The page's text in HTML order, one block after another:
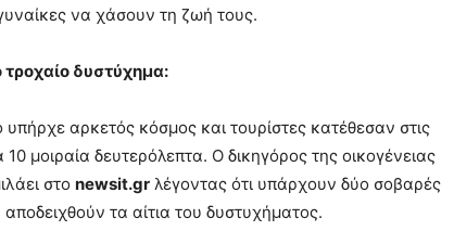
να χάσουν τη ζωή τους.
τροχαίο δυστύχημα:
αρκετός κόσμος και τουρίστες κατέθεσαν στις
μοιραία δευτερόλεπτα. Ο δικηγόρος της οικογένειας
στο newsit.gr λέγοντας ότι υπάρχουν δύο σοβαρές
τα αίτια του δυστυχήματος.